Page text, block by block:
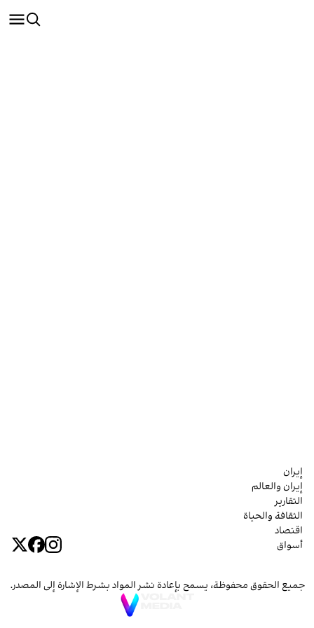
إيران
إيران والعالم
التقارير
الثقافة والحياة
اقتصاد
أسواق
جميع الحقوق محفوظة، يسمح بإعادة نشر المواد بشرط الإشارة إلى المصدر.